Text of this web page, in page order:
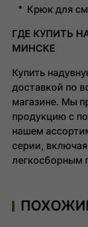
Крюк для
ГДЕ КУПИТЬ
МИНСКЕ
Купить
доставкой по
магазине. Мы
продукцию с
нашем
серии,
легкосборным